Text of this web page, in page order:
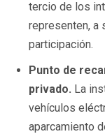
tercio de los
representen, a
participación.
Punto de
privado. La
vehículos
aparcamiento